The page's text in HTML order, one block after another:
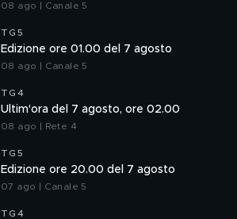
08 ago | Canale 5
TG5
Edizione ore 01.00 del 7 agosto
08 ago | Canale 5
TG4
Ultim'ora del 7 agosto, ore 02.00
08 ago | Rete 4
TG5
Edizione ore 20.00 del 7 agosto
07 ago | Canale 5
TG4